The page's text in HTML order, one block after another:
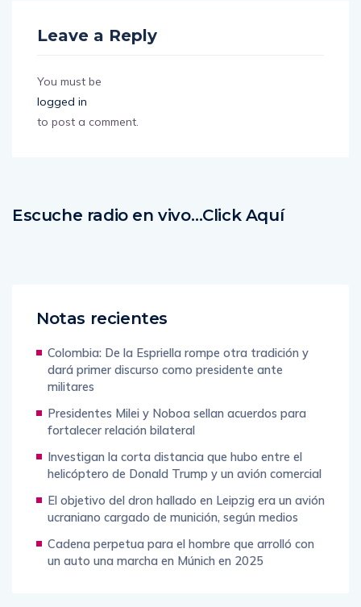
Leave a Reply
You must be
logged in
to post a comment.
Escuche radio en vivo…Click Aquí
Notas recientes
Colombia: De la Espriella rompe otra tradición y
dará primer discurso como presidente ante
militares
Presidentes Milei y Noboa sellan acuerdos para
fortalecer relación bilateral
Investigan la corta distancia que hubo entre el
helicóptero de Donald Trump y un avión comercial
El objetivo del dron hallado en Leipzig era un avión
ucraniano cargado de munición, según medios
Cadena perpetua para el hombre que arrolló con
un auto una marcha en Múnich en 2025